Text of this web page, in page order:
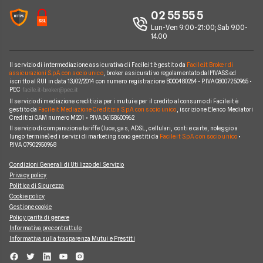
Lavora in Facile.it
Notizie TV a pagamento
Notizie noleggio 02 55 55 5
Lun-Ven 9:00-21:00; Sab 9.00-
14.00
Il servizio di intermediazione assicurativa di Facile.it è gestito da Facile.it Broker di
assicurazioni S.p.A. con socio unico, broker assicurativo regolamentato dall'IVASS ed
iscritto al RUI in data 13/02/2014 con numero registrazione B000480264 • P.IVA 08007250965 •
PEC
Il servizio di mediazione creditizia per i mutui e per il credito al consumo di Facile.it è
gestito da Facile.it Mediazione Creditizia S.p.A. con socio unico , iscrizione Elenco Mediatori
Creditizi OAM numero M201 • P.IVA 06158600962
Il servizio di comparazione tariffe (luce, gas, ADSL, cellulari, conti e carte, noleggio a
lungo termine) ed i servizi di marketing sono gestiti da Facile.it S.p.A. con socio unico•
P.IVA 07902950968
Condizioni Generali di Utilizzo del Servizio
Privacy policy
Politica di Sicurezza
Cookie policy
Gestione cookie
Policy parità di genere
Informativa precontrattule
Informativa sulla trasparenza Mutui e Prestiti